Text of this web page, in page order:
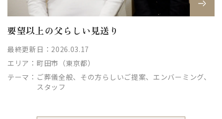
要望以上の父らしい見送り
最終更新日：2026.03.17
エリア： 町田市（東京都）
テーマ： ご葬儀全般、その方らしいご提案、エンバーミング、
スタッフ